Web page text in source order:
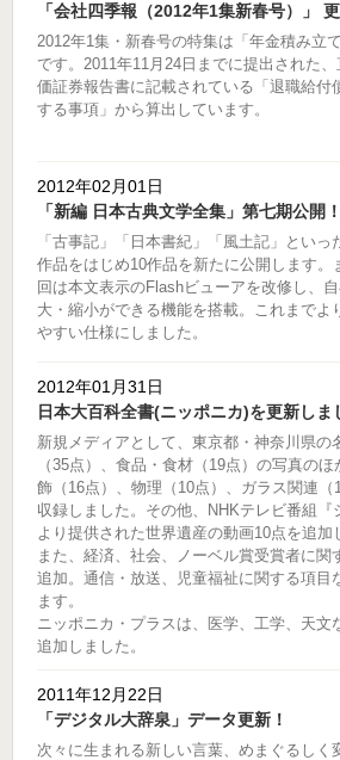
「会社四季報（2012年1集新春号）」 更
2012年1集・新春号の特集は「年金積み立て
です。2011年11月24日までに提出された
価証券報告書に記載されている「退職給付
する事項」から算出しています。
2012年02月01日
「新編 日本古典文学全集」第七期公開！
「古事記」「日本書紀」「風土記」といっ
作品をはじめ10作品を新たに公開します。
回は本文表示のFlashビューアを改修し、
大・縮小ができる機能を搭載。これまでよ
やすい仕様にしました。
2012年01月31日
日本大百科全書(ニッポニカ)を更新しま
新規メディアとして、東京都・神奈川県の
（35点）、食品・食材（19点）の写真の
飾（16点）、物理（10点）、ガラス関連（
収録しました。その他、NHKテレビ番組『
より提供された世界遺産の動画10点を追加
また、経済、社会、ノーベル賞受賞者に関
追加。通信・放送、児童福祉に関する項目
ます。
ニッポニカ・プラスは、医学、工学、天文
追加しました。
2011年12月22日
「デジタル大辞泉」データ更新！
次々に生まれる新しい言葉、めまぐるしく